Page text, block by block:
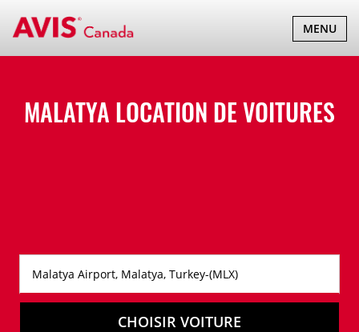
BASCULER
LA
MENU
MALATYA LOCATION DE VOITURES
CHOISIR VOITURE